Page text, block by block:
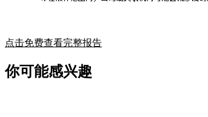
点击免费查看完整报告
你可能感兴趣